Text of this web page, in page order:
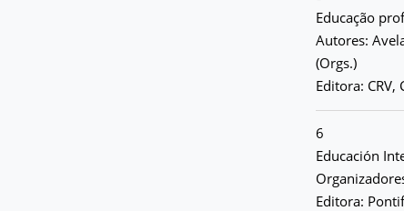
Educação
Autores:
(Orgs.)
Editora:
6
Educación
Editora: